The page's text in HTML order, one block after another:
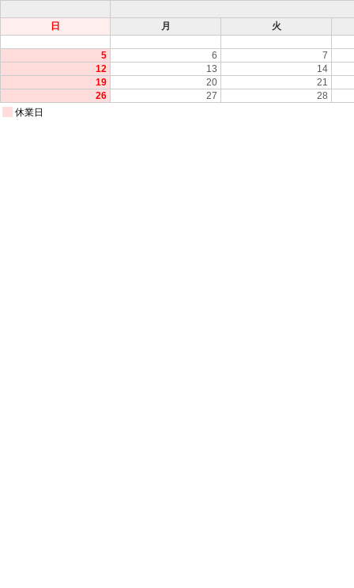
日 月 火
5 6
7
12
13
14
19
20
21
26
27
28
休業日